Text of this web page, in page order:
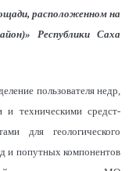
расположенном на
Республики Саха
пользователя недр,
техническими средст-
для геологического
и попутных компонентов